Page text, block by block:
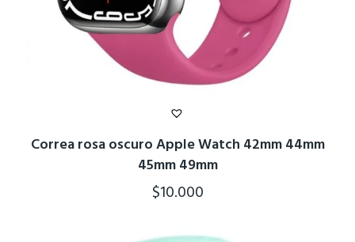
Correa rosa oscuro Apple Watch 42mm 44mm
45mm 49mm
$10.000